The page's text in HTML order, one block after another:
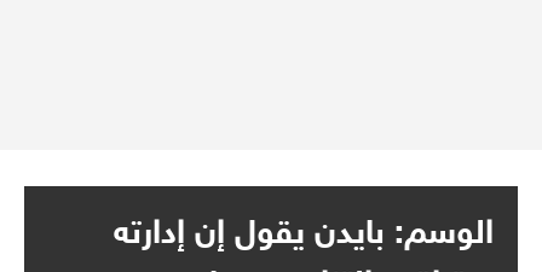
الوسم: بايدن يقول إن إدارته